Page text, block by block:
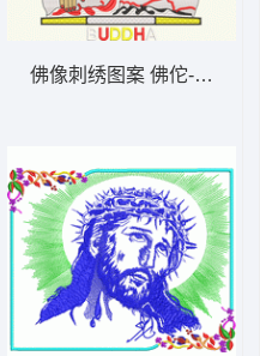
卡车 – 秋季-
佛像刺绣图案 佛佗-DST格